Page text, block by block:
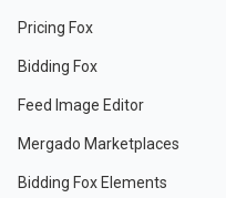
Pricing Fox
Bidding Fox
Feed Image Editor
Mergado Marketplaces
Bidding Fox Elements